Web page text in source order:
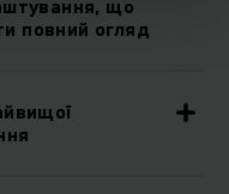
що
повний огляд